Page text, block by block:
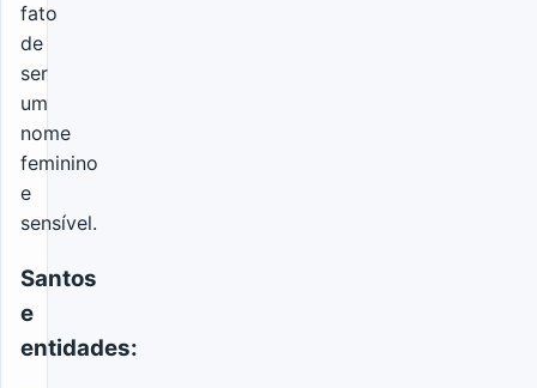
fato
de
ser
um
nome
feminino
e
sensível.
Santos
e
entidades: